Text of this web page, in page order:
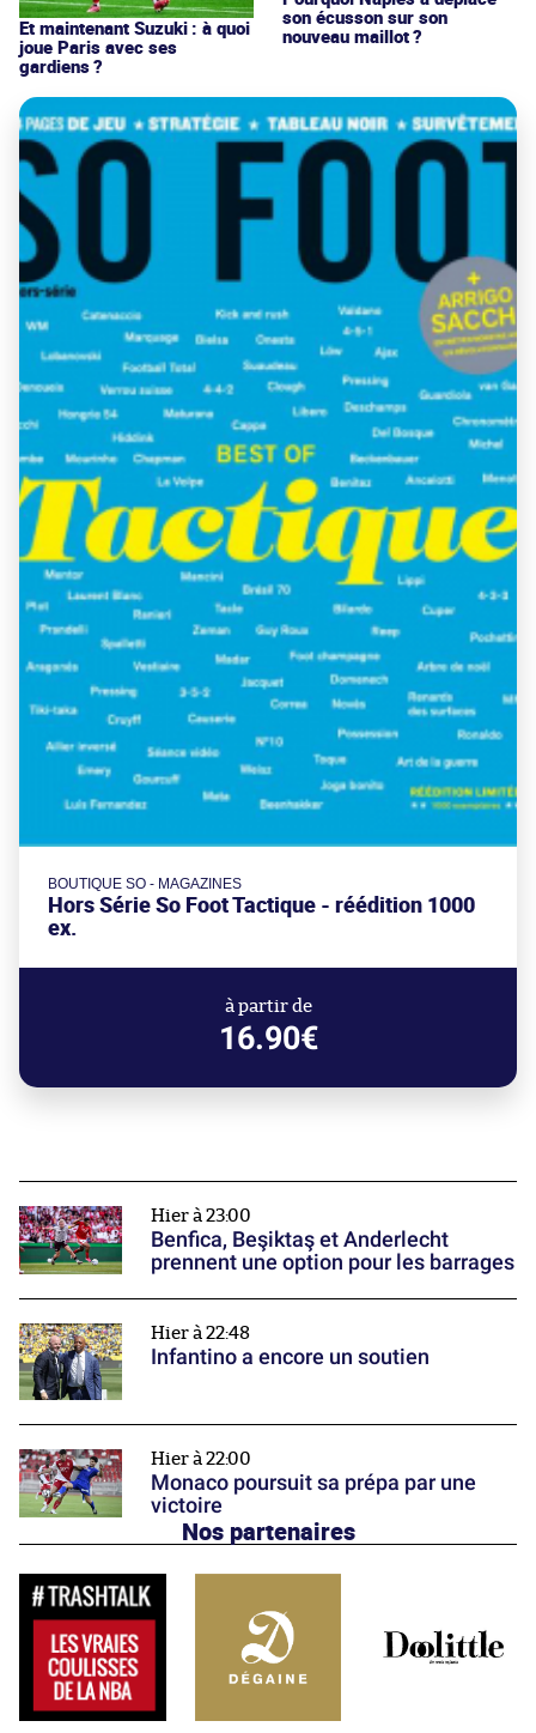
Et maintenant Suzuki : à quoi
joue Paris avec ses
gardiens ?
son écusson sur son
nouveau maillot ?
BOUTIQUE SO - MAGAZINES
Hors Série So Foot Tactique - réédition 1000
ex.
à partir de
16.90€
Hier à 23:00
Benfica, Beşiktaş et Anderlecht
prennent une option pour les barrages
Hier à 22:48
Infantino a encore un soutien
Hier à 22:00
Monaco poursuit sa prépa par une
victoire
Nos partenaires